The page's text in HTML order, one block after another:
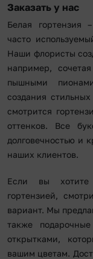
Заказать у нас
Белая гортензия
часто
Наши флористы
например,
пышными
создания
смотрится
оттенков. Все
долговечностью и
наших клиентов.
Если вы хотите
гортензией,
вариант. Мы
также
открытками,
вашим цветам.